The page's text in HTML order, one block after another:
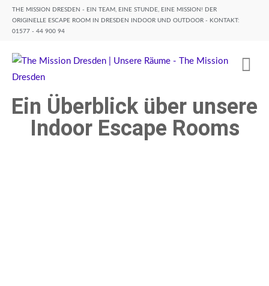
THE MISSION DRESDEN - EIN TEAM, EINE STUNDE, EINE MISSION! DER
ORIGINELLE ESCAPE ROOM IN DRESDEN INDOOR UND OUTDOOR - KONTAKT:
01577 - 44 900 94
Ein Überblick über unsere
Indoor Escape Rooms